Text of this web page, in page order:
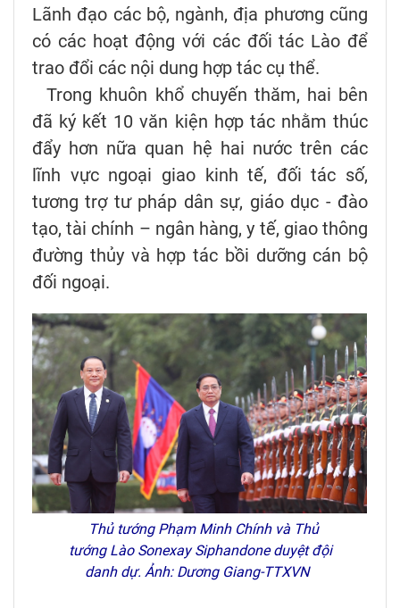
Lãnh đạo các bộ, ngành, địa phương cũng
có các hoạt động với các đối tác Lào để
trao đổi các nội dung hợp tác cụ thể.
Trong khuôn khổ chuyến thăm, hai bên
đã ký kết 10 văn kiện hợp tác nhằm thúc
đẩy hơn nữa quan hệ hai nước trên các
lĩnh vực ngoại giao kinh tế, đối tác số,
tương trợ tư pháp dân sự, giáo dục - đào
tạo, tài chính – ngân hàng, y tế, giao thông
đường thủy và hợp tác bồi dưỡng cán bộ
đối ngoại.
Thủ tướng Phạm Minh Chính và Thủ
tướng Lào Sonexay Siphandone duyệt đội
danh dự. Ảnh: Dương Giang-TTXVN